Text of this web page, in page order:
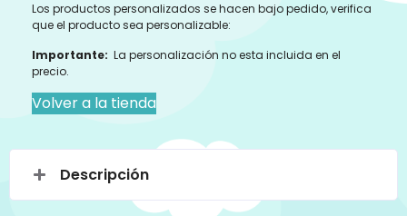
Los productos personalizados se hacen bajo pedido, verifica
que el producto sea personalizable:
Importante: La personalización no esta incluida en el
precio.
Volver a la tienda
Descripción